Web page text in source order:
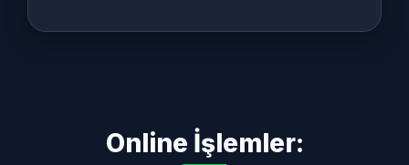
Online İşlemler: